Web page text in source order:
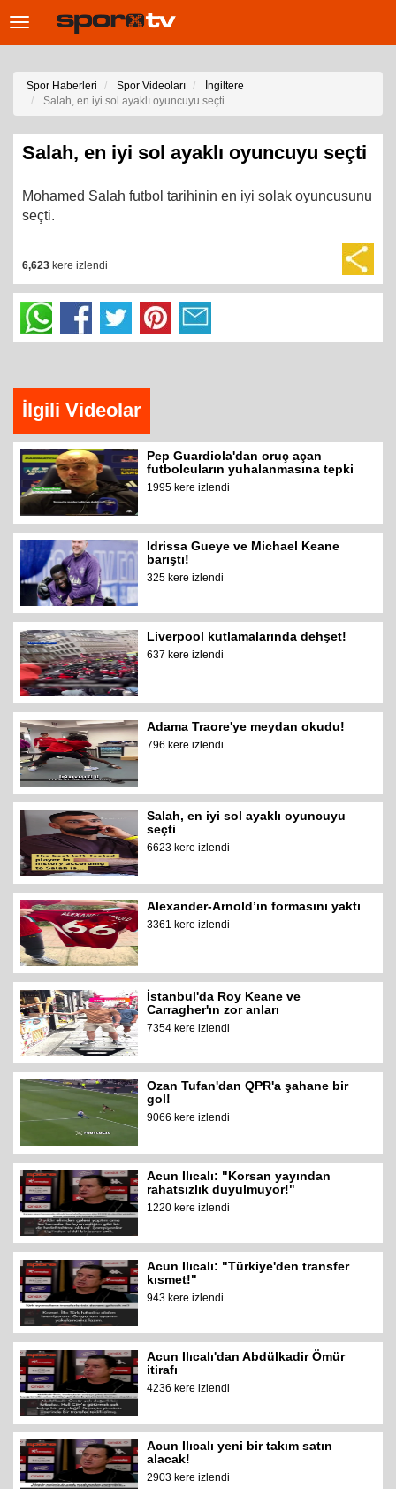
Toggle
Spor Haberleri Spor Videoları
İngiltere
Salah, en iyi sol ayaklı oyuncuyu seçti
Salah, en iyi sol ayaklı oyuncuyu seçti
Mohamed Salah futbol tarihinin en iyi solak oyuncusunu
seçti.
6,623 kere izlendi
İlgili Videolar
Pep Guardiola'dan oruç açan
futbolcuların yuhalanmasına tepki
1995 kere izlendi
Idrissa Gueye ve Michael Keane
barıştı!
325 kere izlendi
Liverpool kutlamalarında dehşet!
637 kere izlendi
Adama Traore'ye meydan okudu!
796 kere izlendi
Salah, en iyi sol ayaklı oyuncuyu
seçti
6623 kere izlendi
Alexander-Arnold’ın formasını yaktı
3361 kere izlendi
İstanbul'da Roy Keane ve
Carragher'ın zor anları
7354 kere izlendi
Ozan Tufan'dan QPR'a şahane bir
gol!
9066 kere izlendi
Acun Ilıcalı: "Korsan yayından
rahatsızlık duyulmuyor!"
1220 kere izlendi
Acun Ilıcalı: "Türkiye'den transfer
kısmet!"
943 kere izlendi
Acun Ilıcalı'dan Abdülkadir Ömür
itirafı
4236 kere izlendi
Acun Ilıcalı yeni bir takım satın
alacak!
2903 kere izlendi